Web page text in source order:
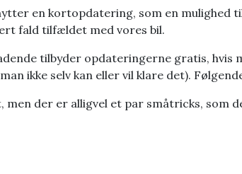
en kortopdatering, som en mulighed
fald tilfældet med vores bil.
tilbyder opdateringerne gratis, hvis
ikke selv kan eller vil klare det).
men der er alligvel et par småtricks, som